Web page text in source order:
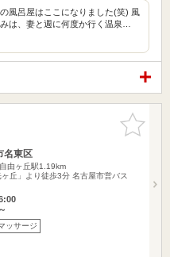
風呂屋はここになりました(笑) 風
は、妻と週に何度か行く温泉…
お気に入
りに追加
名東区
自由ヶ丘駅1.19km
丘」より徒歩3分 名古屋市営バス
ッサージ